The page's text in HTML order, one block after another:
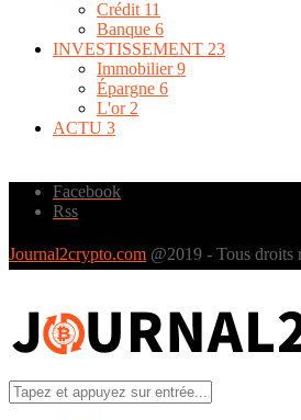
Crédit 11
Banque 6
INVESTISSEMENT 23
Immobilier9
Épargne 6
L'or 2
ACTU 3
Facebook
Rss
Journal2crypto.com @2019 - Tous droits